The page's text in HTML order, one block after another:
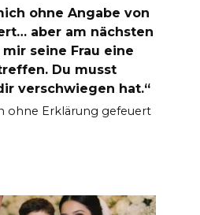
ohne Angabe von
aber am nächsten
seine Frau eine
Du musst
verschwiegen hat.“
ohne Erklärung gefeuert